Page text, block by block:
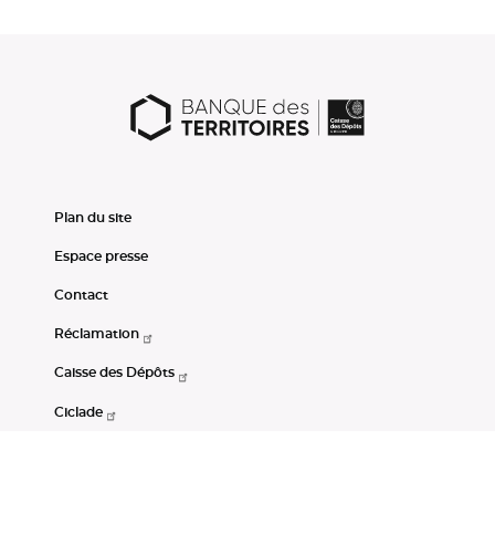
Plan du site
Espace presse
Contact
Réclamation
Caisse des Dépôts
Ciclade